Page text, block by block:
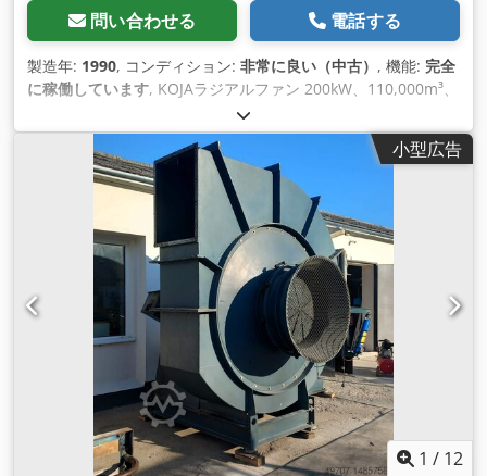
問い合わせる 電話する
製造年: 1990, コンディション: 非常に良い（中古） , 機能: 完全
に稼働しています, KOJAラジアルファン 200kW、110,000m³、
排気送風機 /ct1789/ コジャ 電力: 200kW、50Hz 建設年：1990
年 Crjdpfewin Eajx Aktsf インペラ直径：1200 mm インペラ材
質： 動作圧力：2.94 kPa（300 mm水柱） 処理能力: 100,000
m³/h (1050 kg/h) 輸送可能な粒子: 0.5～15 mm (20～25
kg/m³) 寸法: 高さ2500mm×幅2000mm×長さ3000mm 重量:
4400 kg さらに詳しい情報が必要な場合。どうぞお気軽にお申
し付けください！お問い合わせフォームまたはお電話にてお気
軽にご連絡ください。 広告は自動的に翻訳されました。翻訳エ
ラーが発生する可能性があります。
小型広告
1 / 12